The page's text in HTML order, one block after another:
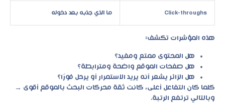
Click-throughs ما الذي جذبه بعد دخوله
هذه المؤشرات تكشف:
هل المحتوى ممتع ومفيد؟
هل صفحات الموقع واضحة ومترابطة؟
هل الزائر يشعر أنه يريد الاستمرار أو يرحل فورًا؟
كلما كان التفاعل أعلى، كانت ثقة محركات البحث بالموقع أقوى →
وبالتالي ترتفع الرتبة.